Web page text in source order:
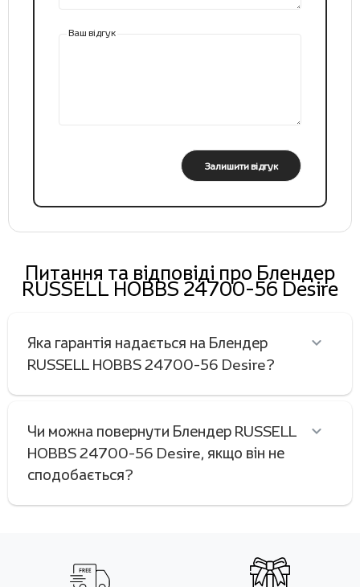
Ваш відгук
Залишити відгук
Питання та відповіді про Блендер
RUSSELL HOBBS 24700-56 Desire
Яка гарантія надається на Блендер
RUSSELL HOBBS 24700-56 Desire?
Чи можна повернути Блендер RUSSELL
HOBBS 24700-56 Desire, якщо він не
сподобається?